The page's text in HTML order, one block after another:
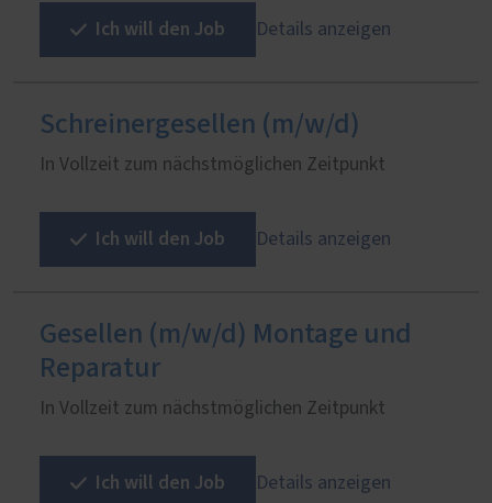
Ich will den Job Details anzeigen
Schreinergesellen (m/w/d)
In Vollzeit zum nächstmöglichen Zeitpunkt
Ich will den Job Details anzeigen
Gesellen (m/w/d) Montage und
Reparatur
In Vollzeit zum nächstmöglichen Zeitpunkt
Ich will den Job Details anzeigen